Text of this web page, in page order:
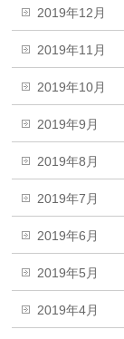
2019年12月
2019年11月
2019年10月
2019年9月
2019年8月
2019年7月
2019年6月
2019年5月
2019年4月